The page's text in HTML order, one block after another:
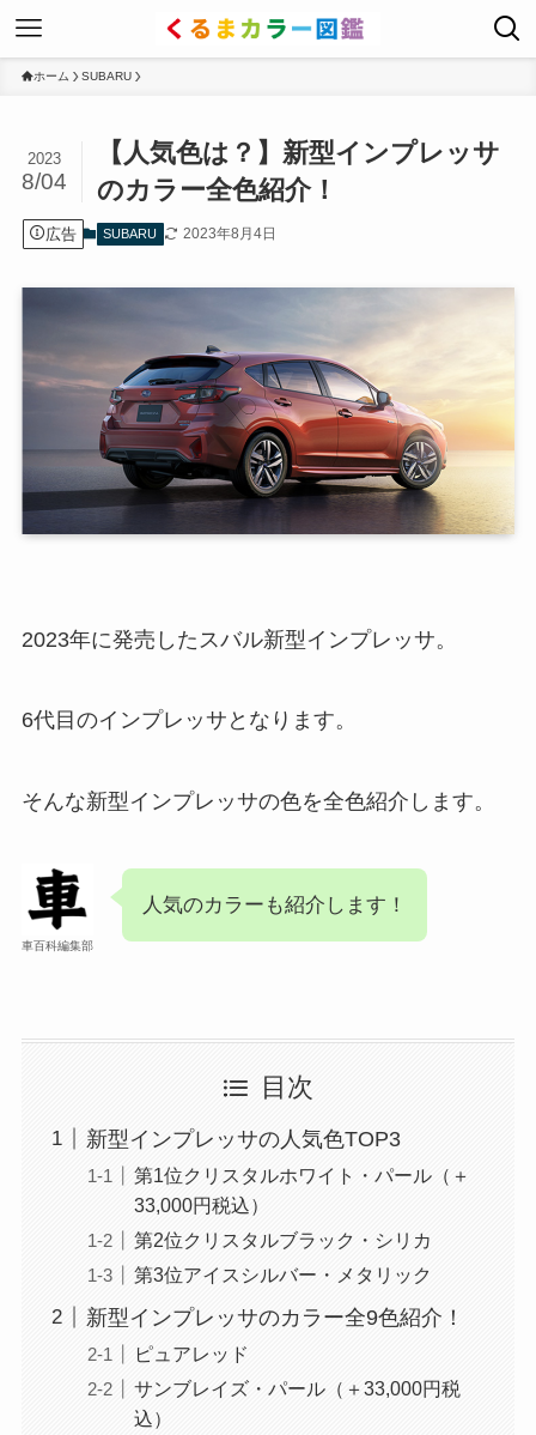
ホーム SUBARU
【人気色は？】新型インプレッサ
のカラー全色紹介！
2023
8/04
広告 SUBARU 2023年8月4日
2023年に発売したスバル新型インプレッサ。
6代目のインプレッサとなります。
そんな新型インプレッサの色を全色紹介します。
車百科編集部
人気のカラーも紹介します！
目次
新型インプレッサの人気色TOP3
第1位クリスタルホワイト・パール（＋
33,000円税込）
第2位クリスタルブラック・シリカ
第3位アイスシルバー・メタリック
新型インプレッサのカラー全9色紹介！
ピュアレッド
サンブレイズ・パール（＋33,000円税
込）